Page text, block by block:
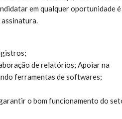
em qualquer oportunidade é
de relatórios; Apoiar na
ferramentas de softwares;
o bom funcionamento do